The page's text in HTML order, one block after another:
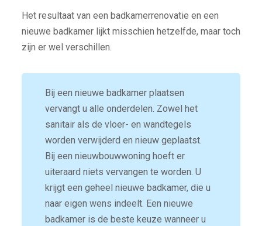
Het resultaat van een badkamerrenovatie en een
nieuwe badkamer lijkt misschien hetzelfde, maar toch
zijn er wel verschillen.
Bij een nieuwe badkamer plaatsen
vervangt u alle onderdelen. Zowel het
sanitair als de vloer- en wandtegels
worden verwijderd en nieuw geplaatst.
Bij een nieuwbouwwoning hoeft er
uiteraard niets vervangen te worden. U
krijgt een geheel nieuwe badkamer, die u
naar eigen wens indeelt. Een nieuwe
badkamer is de beste keuze wanneer u